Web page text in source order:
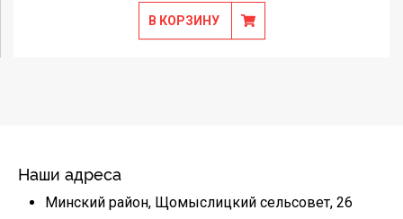
В КОРЗИНУ
Наши адреса
Минский район, Щомыслицкий сельсовет, 26